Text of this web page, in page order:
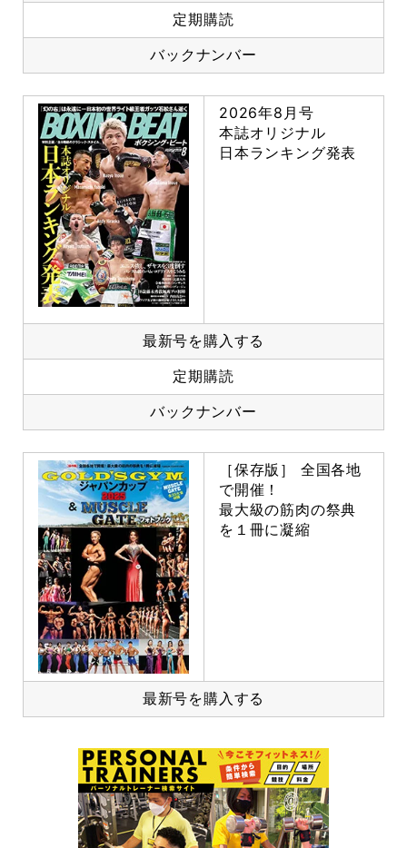
定期購読
バックナンバー
2026年8月号
本誌オリジナル
日本ランキング発表
最新号を購入する
定期購読
バックナンバー
［保存版］ 全国各地
で開催！
最大級の筋肉の祭典
を１冊に凝縮
最新号を購入する